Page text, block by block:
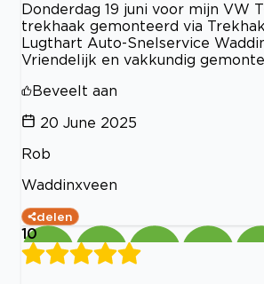
Donderdag 19 juni voor mijn VW
trekhaak gemonteerd via
Lugthart Auto-Snelservice
Vriendelijk en vakkundig
Beveelt aan
20 June 2025
Rob
Waddinxveen
delen
10